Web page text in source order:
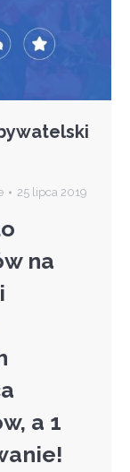
25 lipca 2019
na
a 1